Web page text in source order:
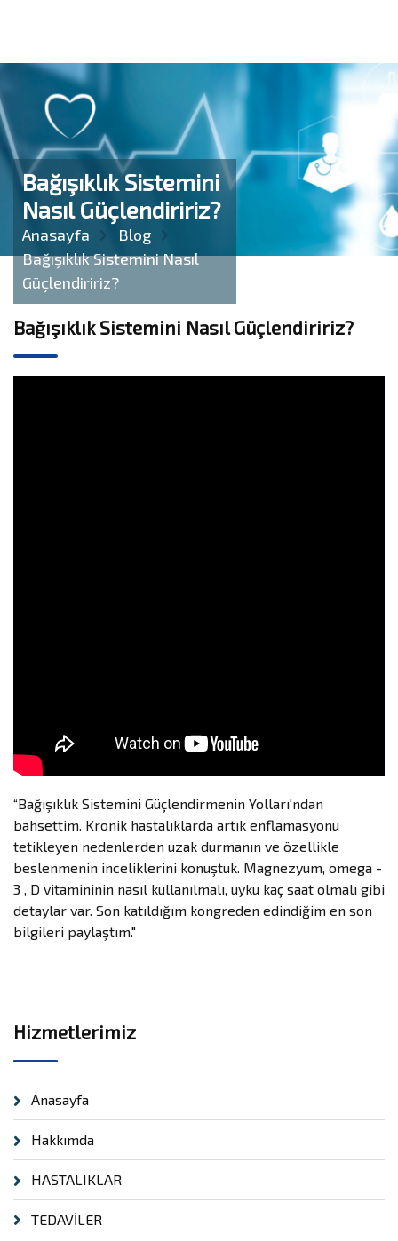
Bağışıklık Sistemini
Nasıl Güçlendiririz?
Anasayfa
Blog
Bağışıklık Sistemini Nasıl
Güçlendiririz?
Bağışıklık Sistemini Nasıl Güçlendiririz?
“Bağışıklık Sistemini Güçlendirmenin Yolları'ndan
bahsettim. Kronik hastalıklarda artık enflamasyonu
tetikleyen nedenlerden uzak durmanın ve özellikle
beslenmenin inceliklerini konuştuk. Magnezyum, omega -
3 , D vitamininin nasıl kullanılmalı, uyku kaç saat olmalı gibi
detaylar var. Son katıldığım kongreden edindiğim en son
bilgileri paylaştım."
Hizmetlerimiz
Anasayfa
Hakkımda
HASTALIKLAR
TEDAVİLER